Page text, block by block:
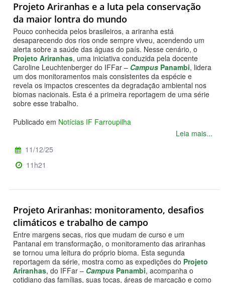
Projeto Ariranhas e a luta pela conservação
da maior lontra do mundo
Pouco conhecida pelos brasileiros, a ariranha está
desaparecendo dos rios onde sempre viveu, acendendo um
alerta sobre a saúde das águas do país. Nesse cenário, o
Projeto Ariranhas, uma iniciativa conduzida pela docente
Caroline Leuchtenberger do IFFar – Campus Panambi, lidera
um dos monitoramentos mais consistentes da espécie e
revela os impactos crescentes da degradação ambiental nos
biomas nacionais. Esta é a primeira reportagem de uma série
sobre esse trabalho.
Publicado em Notícias IF Farroupilha
Leia mais...
11/12/25
11h21
Projeto Ariranhas: monitoramento, desafios
climáticos e trabalho de campo
Entre margens secas, rios que mudam de curso e um
Pantanal em transformação, o monitoramento das ariranhas
se tornou uma leitura do próprio bioma. Esta segunda
reportagem da série, mostra como as expedições do Projeto
Ariranhas, do IFFar – Campus Panambi, acompanha o
cotidiano das famílias, suas tocas, áreas de marcação e como